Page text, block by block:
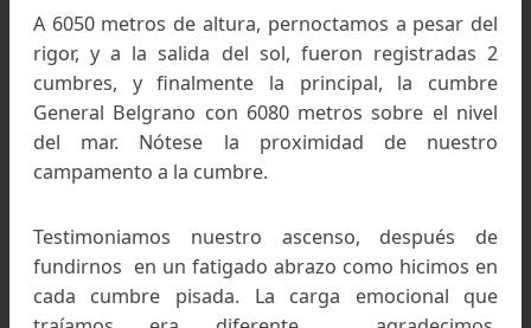
Era noche de luna llena, y el acumulado
sumado a la baja presión atmosférica nos
calcular el esfuerzo para cada movimiento.
Costo arrancar temprano, las temperaturas
llenaba de luz el amanecer, pero se sentía frío,
su poderío. Había que moverse a pesar
terrible vista de un filo más angosto y